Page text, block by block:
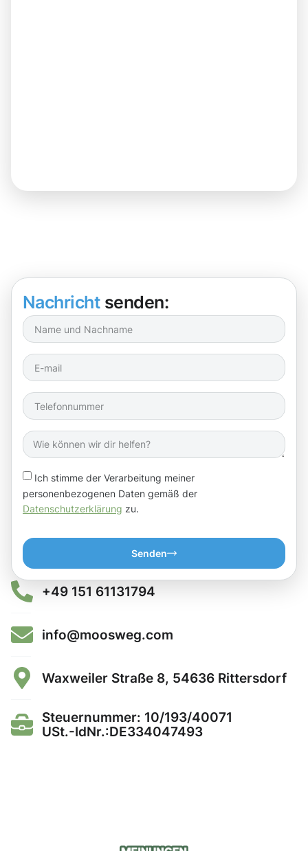
Nachricht senden:
Ich stimme der Verarbeitung meiner
personenbezogenen Daten gemäß der
Datenschutzerklärung zu.
Senden
+49 151 61131794
info@moosweg.com
Waxweiler Straße 8, 54636 Rittersdorf
Steuernummer: 10/193/40071
USt.-IdNr.:DE334047493